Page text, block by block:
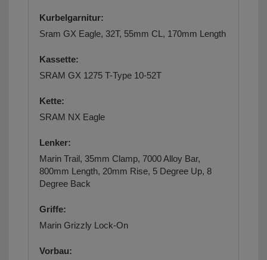
Kurbelgarnitur:
Sram GX Eagle, 32T, 55mm CL, 170mm Length
Kassette:
SRAM GX 1275 T-Type 10-52T
Kette:
SRAM NX Eagle
Lenker:
Marin Trail, 35mm Clamp, 7000 Alloy Bar,
800mm Length, 20mm Rise, 5 Degree Up, 8
Degree Back
Griffe:
Marin Grizzly Lock-On
Vorbau: